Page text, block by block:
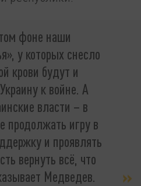
фоне наши
у которых снесло
крови будут и
к войне. А
власти – в
продолжать игру в
и проявлять
вернуть всё, что
Медведев.